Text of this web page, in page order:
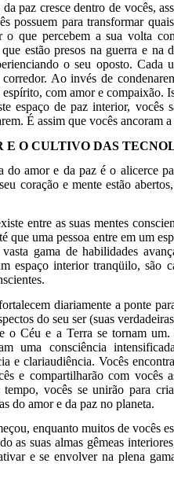
paz cresce dentro de vocês,
possuem para transformar
o que percebem a sua volta
estão presos na guerra e na
o seu oposto. Cada
corredor. Ao invés de
com amor e compaixão.
espaço de paz interior, vocês
É assim que vocês ancoram
E O CULTIVO DAS
do amor e da paz é o alicerce
coração e mente estão
entre as suas mentes
que uma pessoa entre em um
gama de habilidades
espaço interior tranqüilo, são
diariamente a ponte
do seu ser (suas
o Céu e a Terra se tornam
uma consciência
e clariaudiência. Vocês
e compartilharão com vocês
vocês se unirão para
do amor e da paz no planeta.
enquanto muitos de vocês
as suas almas gêmeas
e se envolver na plena